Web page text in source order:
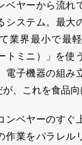
ヤーから流れ
システム。最大
業界最小で最
トミニ）」を使
電子機器の組み
、これを食品向
ベヤーのすぐ
作業をパラレル